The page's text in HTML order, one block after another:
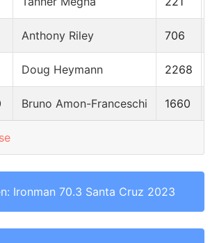
Anthony Riley 706
Doug Heymann 2268
Bruno Amon-Franceschi 1660
Ironman 70.3 Santa Cruz 2023